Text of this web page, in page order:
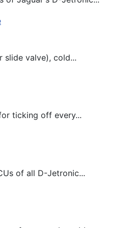
slide valve), cold...
ticking off every...
of all D-Jetronic...